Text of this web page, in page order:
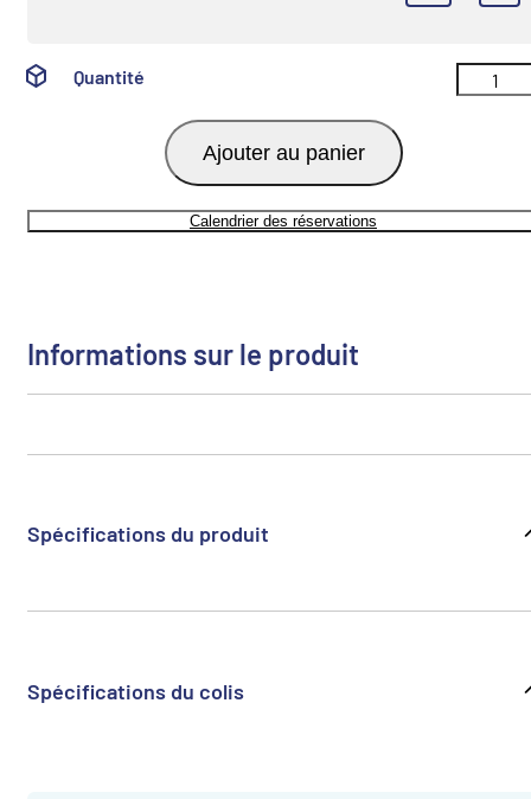
Quantité
Ajouter au panier
Calendrier des réservations
Informations sur le produit
Spécifications du produit
Spécifications du colis